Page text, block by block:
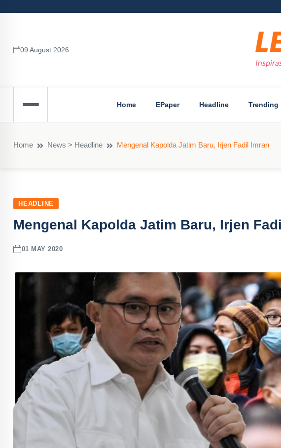
09 August 2026
Home EPaper Headline Trending
Home News > Headline Mengenal Kapolda Jatim Baru, Irjen Fadil Imran
HEADLINE
Mengenal Kapolda Jatim Baru, Irjen
01 MAY 2020